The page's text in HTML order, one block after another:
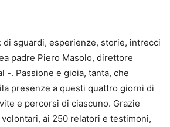
di sguardi, esperienze, storie, intrecci
padre Piero Masolo, direttore
-. Passione e gioia, tanta, che
presenze a questi quattro giorni di
e percorsi di ciascuno. Grazie
ai 250 relatori e testimoni,